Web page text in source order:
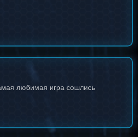
любимая игра сошлись